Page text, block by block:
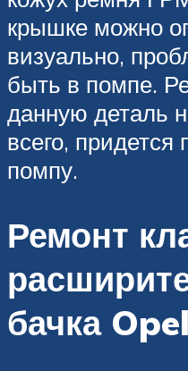
крышке можно
визуально,
быть в помпе.
данную деталь
всего, придется
помпу.
Ремонт
бачка Opel